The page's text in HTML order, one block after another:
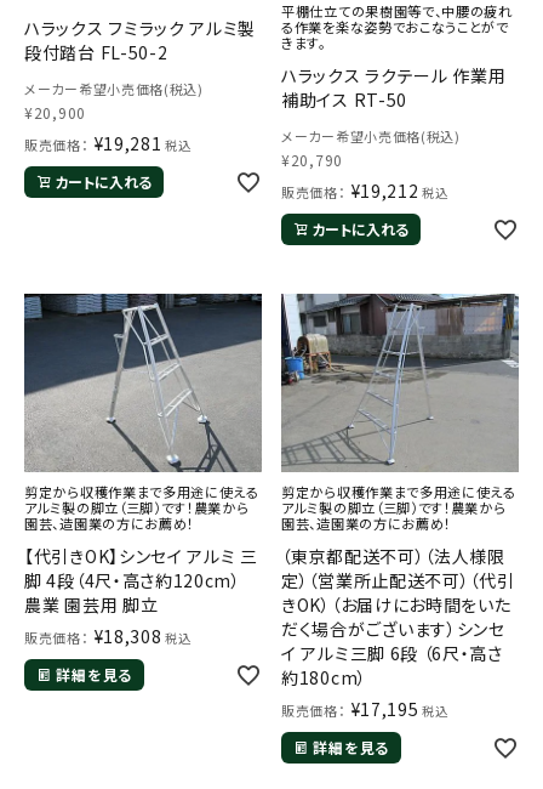
ハラックス フミラック アルミ製
段付踏台 FL-50-2
メーカー希望小売価格(税込)
¥20,900
販売価格： ¥19,281 税込
カートに入れる
平棚仕立ての果樹園等で、中腰の疲れ
る作業を楽な姿勢でおこなうことがで
きます。
ハラックス ラクテール 作業用
補助イス RT-50
メーカー希望小売価格(税込)
¥20,790
販売価格： ¥19,212 税込
カートに入れる
剪定から収穫作業まで多用途に使える
アルミ製の脚立（三脚）です！農業から
園芸、造園業の方にお薦め！
【代引きOK】シンセイ アルミ 三
脚 4段（4尺・高さ約120cm）
農業 園芸用 脚立
販売価格： ¥18,308 税込
詳細を見る
剪定から収穫作業まで多用途に使える
アルミ製の脚立（三脚）です！農業から
園芸、造園業の方にお薦め！
（東京都配送不可）（法人様限
定）（営業所止配送不可）（代引
きOK）（お届けにお時間をいた
だく場合がございます）シンセ
イ アルミ三脚 6段 （6尺・高さ
約180cm）
販売価格： ¥17,195 税込
詳細を見る